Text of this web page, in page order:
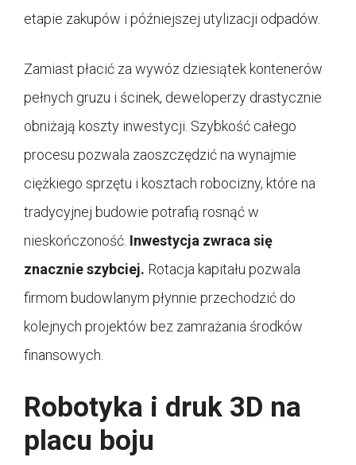
etapie zakupów i późniejszej utylizacji odpadów.
Zamiast płacić za wywóz dziesiątek kontenerów
pełnych gruzu i ścinek, deweloperzy drastycznie
obniżają koszty inwestycji. Szybkość całego
procesu pozwala zaoszczędzić na wynajmie
ciężkiego sprzętu i kosztach robocizny, które na
tradycyjnej budowie potrafią rosnąć w
nieskończoność. Inwestycja zwraca się
znacznie szybciej. Rotacja kapitału pozwala
firmom budowlanym płynnie przechodzić do
kolejnych projektów bez zamrażania środków
finansowych.
Robotyka i druk 3D na
placu boju